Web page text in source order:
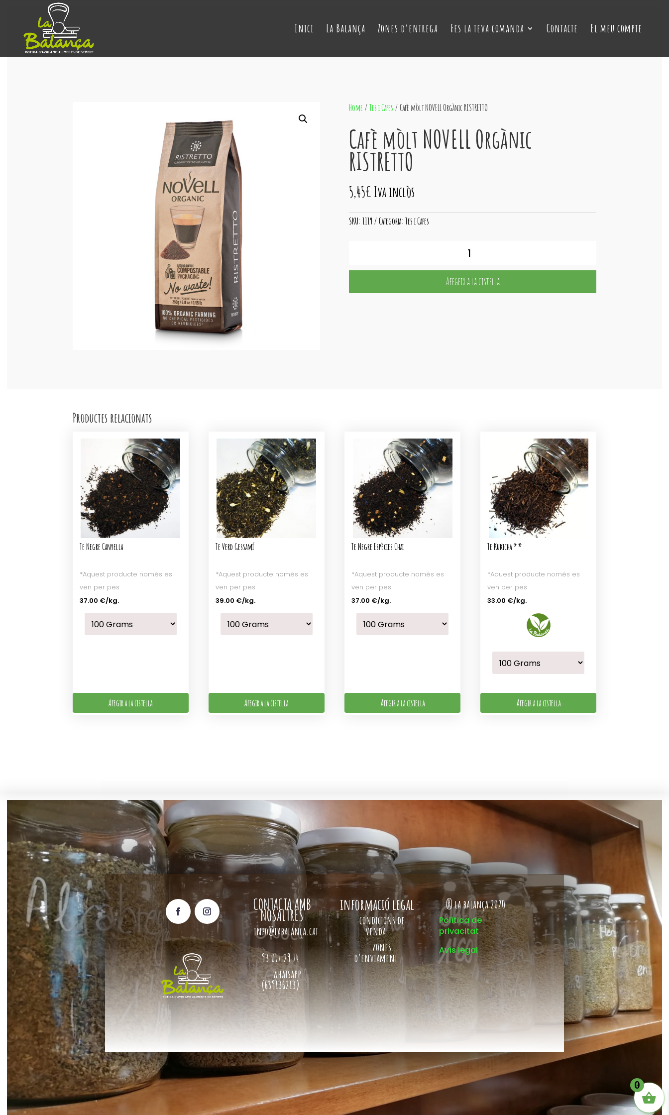
Inici La Balança Zones d’entrega Fes la teva comanda Contacte El meu compte
Home /Tes i Cafes / Cafè mòlt NOVELL Orgànic RISTRETTO
Cafè mòlt NOVELL Orgànic
RISTRETTO
5,45€ Iva inclòs
SKU:1119 Categoria:Tes i Cafes
Cafè
Afegeix a la cistella
Productes relacionats
Te Negre Canyella
*Aquest producte només es
ven per pes
37.00 €/kg.
Afegir a la cistella
Te Verd Gessamí
*Aquest producte només es
ven per pes
39.00 €/kg.
Afegir a la cistella
Te Negre Espècies Chai
*Aquest producte només es
ven per pes
37.00 €/kg.
Afegir a la cistella
Te Kukicha **
*Aquest producte només es
ven per pes
33.00 €/kg.
Afegir a la cistella
CONTACTA AMB
NOSALTRES
info@labalança.cat
93 017 29 74
whatsapp
(639136213)
informació legal
condicions de
venda
zones
d’enviament
® la balança 2020
Política de
privacitat
Avís legal
0